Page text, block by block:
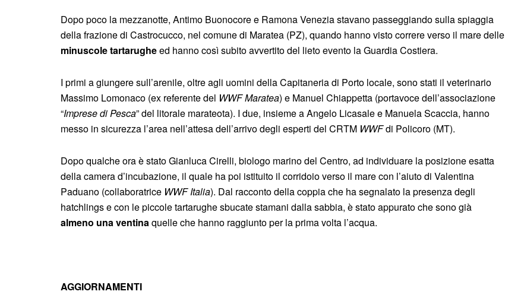
Dopo poco la mezzanotte, Antimo Buonocore e Ramona Venezia stavano passeggiando sulla spiaggia
della frazione di Castrocucco, nel comune di Maratea (PZ), quando hanno visto correre verso il mare delle
minuscole tartarugheed hanno così subito avvertito del lieto evento la Guardia Costiera.
I primi a giungere sull’arenile, oltre agli uomini della Capitaneria di Porto locale, sono stati il veterinario
Massimo Lomonaco (ex referente del WWF Maratea) e Manuel Chiappetta (portavoce dell’associazione
“Imprese di Pesca” del litorale marateota). I due, insieme a Angelo Licasale e Manuela Scaccia, hanno
messo in sicurezza l’area nell’attesa dell’arrivo degli esperti del CRTM WWFdi Policoro (MT).
Dopo qualche ora è stato Gianluca Cirelli, biologo marino del Centro, ad individuare la posizione esatta
della camera d’incubazione, il quale ha poi istituito il corridoio verso il mare con l’aiuto di Valentina
Paduano (collaboratrice WWF Italia). Dal racconto della coppia che ha segnalato la presenza degli
hatchlings e con le piccole tartarughe sbucate stamani dalla sabbia, è stato appurato che sono già
almeno una ventina quelle che hanno raggiunto per la prima volta l’acqua.
AGGIORNAMENTI